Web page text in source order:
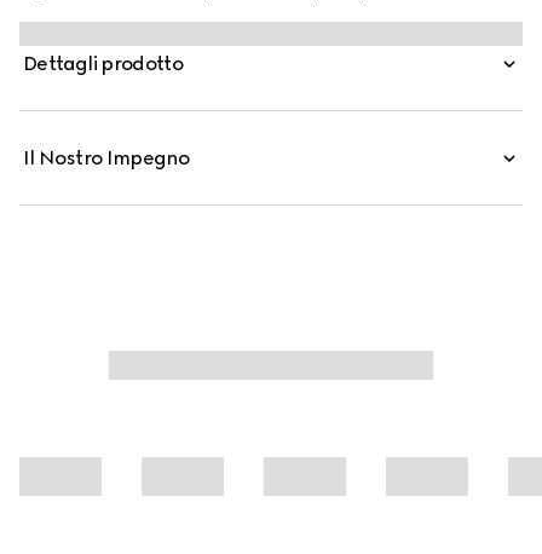
formule intuitive e tonalità fantasiose offrono infinite
combinazioni. Confortevoli e di lunga durata, le tre
formule in polvere con finitura satinata e matte possono
indossata su occhi, labbra e guance. Ispirata ai rossetti
Dettagli prodotto
Il Nostro Impegno